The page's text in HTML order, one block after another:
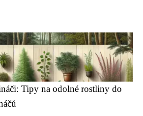
Tipy na odolné rostliny do